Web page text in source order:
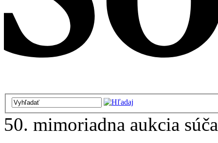
50. mimoriadna aukcia